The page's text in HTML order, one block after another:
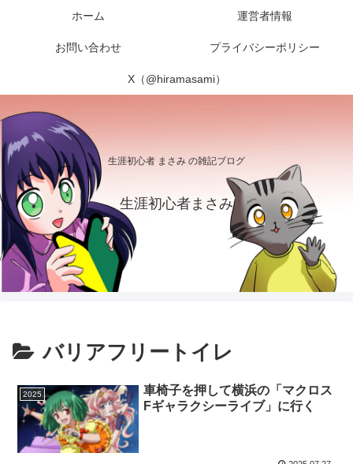
生涯初心者 まさみ の雑記ブログ
生涯初心者まさみ
ホーム 運営者情報
お問い合わせ プライバシーポリシー
X（@hiramasami）
バリアフリートイレ
2025
車椅子を押して横浜の「マクロス
Fギャラクシーライブ」に行く